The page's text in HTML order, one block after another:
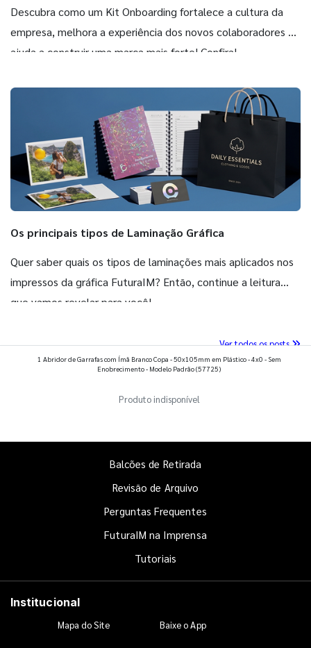
Descubra como um Kit Onboarding fortalece a cultura da
empresa, melhora a experiência dos novos colaboradores e
ajuda a construir uma marca mais forte! Confira!
Os principais tipos de Laminação Gráfica
Quer saber quais os tipos de laminações mais aplicados nos
impressos da gráfica FuturaIM? Então, continue a leitura
que vamos revelar para você!
Ver todos os posts
1 Abridor de Garrafas com Ímã Branco Copa - 50x105mm em Plástico - 4x0 - Sem
Enobrecimento - Modelo Padrão(57725)
Produto indisponível
Balcões de Retirada
Revisão de Arquivo
Perguntas Frequentes
FuturaIM na Imprensa
Tutoriais
Institucional
Mapa do Site Baixe o App